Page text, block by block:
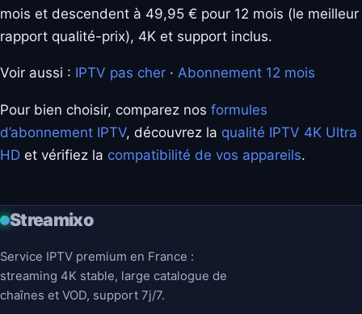
mois et descendent à 49,95 € pour 12 mois (le meilleur
rapport qualité-prix), 4K et support inclus.
Voir aussi : IPTV pas cher · Abonnement 12 mois
Pour bien choisir, comparez nos formules
d’abonnement IPTV, découvrez la qualité IPTV 4K Ultra
HD et vérifiez la compatibilité de vos appareils.
Streamixo
Service IPTV premium en France :
streaming 4K stable, large catalogue de
chaînes et VOD, support 7j/7.